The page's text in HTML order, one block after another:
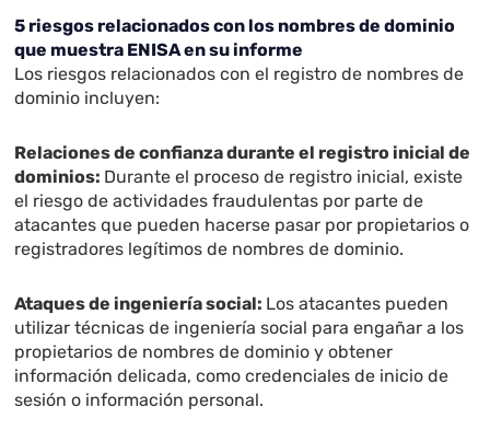
5 riesgos relacionados con los nombres de dominio
que muestra ENISA en su informe
Los riesgos relacionados con el registro de nombres de
dominio incluyen:
Relaciones de confianza durante el registro inicial de
dominios: Durante el proceso de registro inicial, existe
el riesgo de actividades fraudulentas por parte de
atacantes que pueden hacerse pasar por propietarios o
registradores legítimos de nombres de dominio.
Ataques de ingeniería social: Los atacantes pueden
utilizar técnicas de ingeniería social para engañar a los
propietarios de nombres de dominio y obtener
información delicada, como credenciales de inicio de
sesión o información personal.